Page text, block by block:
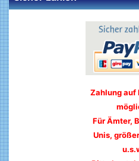
Zahlung auf
Für Ämter,
Unis,